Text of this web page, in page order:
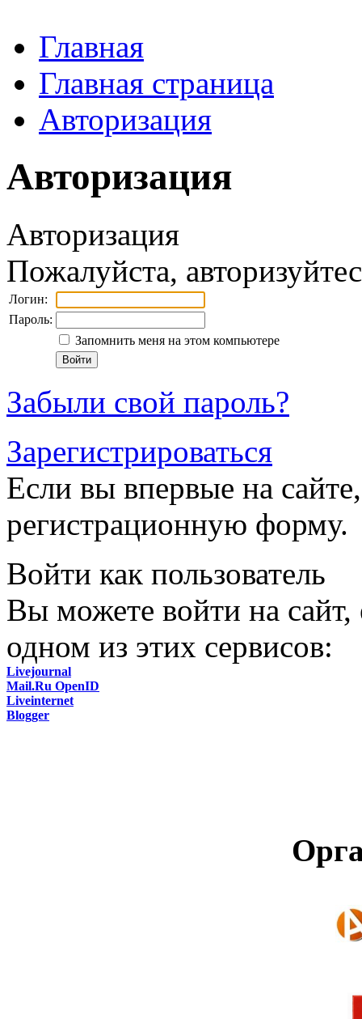
Главная
Главная страница
Авторизация
Авторизация
Авторизация
Пожалуйста,
Логин:
Пароль:
Запомнить меня на этом компьютере
Забыли свой пароль?
Зарегистрироваться
Если вы впервые на
регистрационную форму.
Войти как пользователь
Вы можете войти на сайт,
одном из этих сервисов:
Livejournal
Mail.Ru OpenID
Liveinternet
Blogger